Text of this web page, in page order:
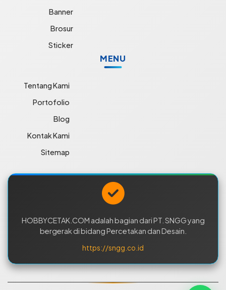
Banner
Brosur
Sticker
MENU
Tentang Kami
Portofolio
Blog
Kontak Kami
Sitemap
HOBBYCETAK.COM adalah bagian dari PT. SNGG yang
bergerak di bidang Percetakan dan Desain.
https://sngg.co.id